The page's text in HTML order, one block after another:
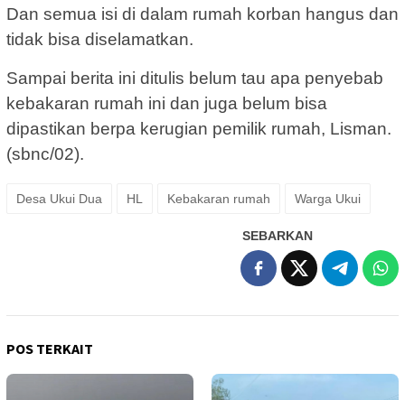
Dan semua isi di dalam rumah korban hangus dan
tidak bisa diselamatkan.
Sampai berita ini ditulis belum tau apa penyebab
kebakaran rumah ini dan juga belum bisa
dipastikan berpa kerugian pemilik rumah, Lisman.
(sbnc/02).
Desa Ukui Dua HL Kebakaran rumah Warga Ukui
SEBARKAN
POS TERKAIT